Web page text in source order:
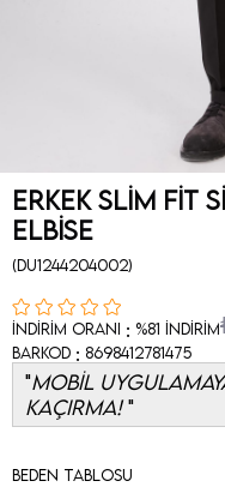
Erkek Slim Fit
Elbise
(DU1244204002)
İndirim Oranı : %81 İndirim
Barkod : 8698412781475
MOBİL
KAÇIRMA!
Beden Tablosu